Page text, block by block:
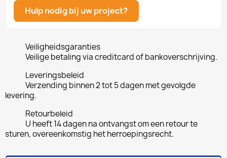
Hulp nodig bij uw project?
Veiligheidsgaranties
Veilige betaling via creditcard of bankoverschrijving.
Leveringsbeleid
Verzending binnen 2 tot 5 dagen met gevolgde
levering.
Retourbeleid
U heeft 14 dagen na ontvangst om een retour te
sturen, overeenkomstig het herroepingsrecht.